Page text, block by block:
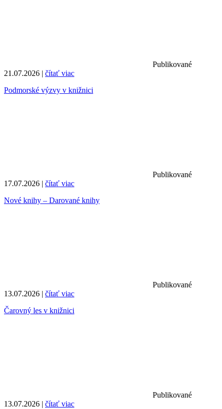
Publikované
21.07.2026 | čítať viac
Podmorské výzvy v knižnici
Publikované
17.07.2026 | čítať viac
Nové knihy – Darované knihy
Publikované
13.07.2026 | čítať viac
Čarovný les v knižnici
Publikované
13.07.2026 | čítať viac